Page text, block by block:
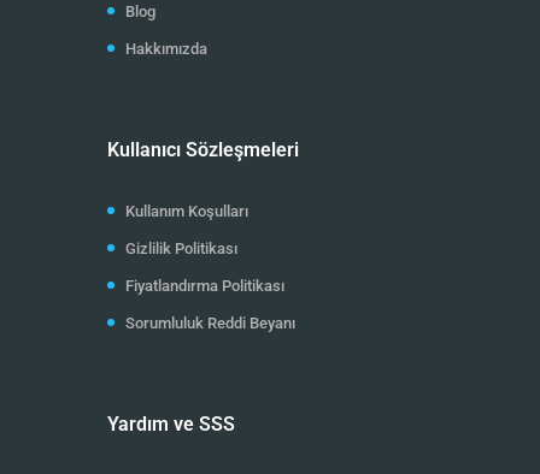
Blog
Hakkımızda
Kullanıcı Sözleşmeleri
Kullanım Koşulları
Gizlilik Politikası
Fiyatlandırma Politikası
Sorumluluk Reddi Beyanı
Yardım ve SSS